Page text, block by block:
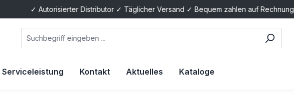
✓ Autorisierter Distributor ✓ Täglicher Versand ✓ Bequem zahlen auf Rechnung
Serviceleistung Kontakt Aktuelles Kataloge